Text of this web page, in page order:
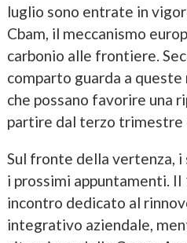
luglio sono entrate in
Cbam, il meccanismo
carbonio alle frontiere.
comparto guarda a queste
che possano favorire una
partire dal terzo trimestre
Sul fronte della vertenza,
i prossimi appuntamenti.
incontro dedicato al
integrativo aziendale,